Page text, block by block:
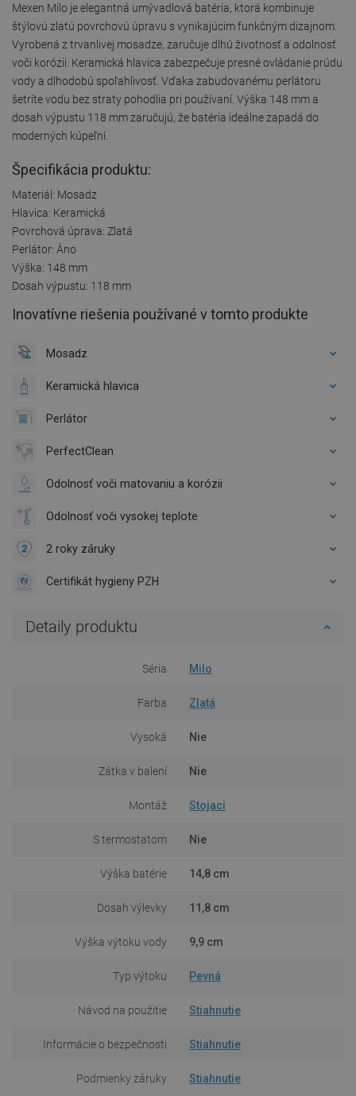
Mexen Milo je elegantná umývadlová batéria, ktorá kombinuje
štýlovú zlatú povrchovú úpravu s vynikajúcim funkčným dizajnom.
Vyrobená z trvanlivej mosadze, zaručuje dlhú životnosť a odolnosť
voči korózii. Keramická hlavica zabezpečuje presné ovládanie prúdu
vody a dlhodobú spoľahlivosť. Vďaka zabudovanému perlátoru
šetríte vodu bez straty pohodlia pri používaní. Výška 148 mm a
dosah výpustu 118 mm zaručujú, že batéria ideálne zapadá do
moderných kúpeľní.
Špecifikácia produktu:
Materiál: Mosadz
Hlavica: Keramická
Povrchová úprava: Zlatá
Perlátor: Áno
Výška: 148 mm
Dosah výpustu: 118 mm
Inovatívne riešenia používané v tomto produkte
Mosadz
Keramická hlavica
Perlátor
PerfectClean
Odolnosť voči matovaniu a korózii
Odolnosť voči vysokej teplote
2 roky záruky
Certifikát hygieny PZH
Detaily produktu
Séria Milo
Farba Zlatá
Vysoká Nie
Zátka v balení Nie
Montáž Stojaci
S termostatom Nie
Výška batérie 14,8 cm
Dosah výlevky 11,8 cm
Výška výtoku vody 9,9 cm
Typ výtoku Pevná
Návod na použitie Stiahnutie
Informácie o bezpečnosti Stiahnutie
Podmienky záruky Stiahnutie